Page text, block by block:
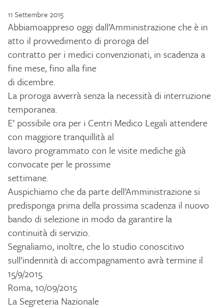
11 Settembre 2015
Abbiamoappreso oggi dall’Amministrazione che è in
atto il provvedimento di proroga del
contratto per i medici convenzionati, in scadenza a
fine mese, fino alla fine
di dicembre.
La proroga avverrà senza la necessità di interruzione
temporanea.
E’ possibile ora per i Centri Medico Legali attendere
con maggiore tranquillità al
lavoro programmato con le visite mediche già
convocate per le prossime
settimane.
Auspichiamo che da parte dell’Amministrazione si
predisponga prima della prossima scadenza il nuovo
bando di selezione in modo da garantire la
continuità di servizio.
Segnaliamo, inoltre, che lo studio conoscitivo
sull’indennità di accompagnamento avrà termine il
15/9/2015.
Roma, 10/09/2015
La Segreteria Nazionale